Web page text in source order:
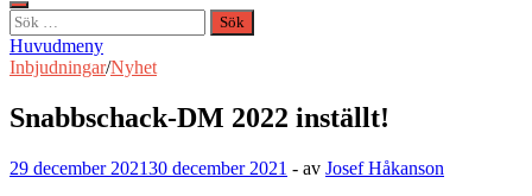
Sök
efter:
Huvudmeny
Inbjudningar/Nyhet
Snabbschack-DM 2022 inställt!
29 december 202130 december 2021 - av Josef Håkanson